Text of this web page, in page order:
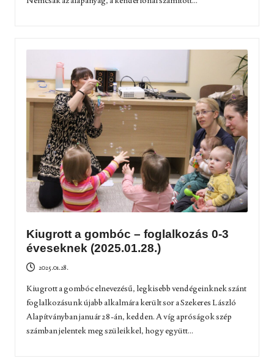
Kiugrott a gombóc – foglalkozás 0-3
éveseknek (2025.01.28.)
2025.01.28.
Kiugrott a gombóc elnevezésű, legkisebb vendégeinknek szánt
foglalkozásunk újabb alkalmára került sor a Szekeres László
Alapítványban január 28-án, kedden. A víg apróságok szép
számban jelentek meg szüleikkel, hogy együtt...